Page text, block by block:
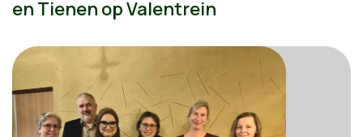
en Tienen op Valentrein